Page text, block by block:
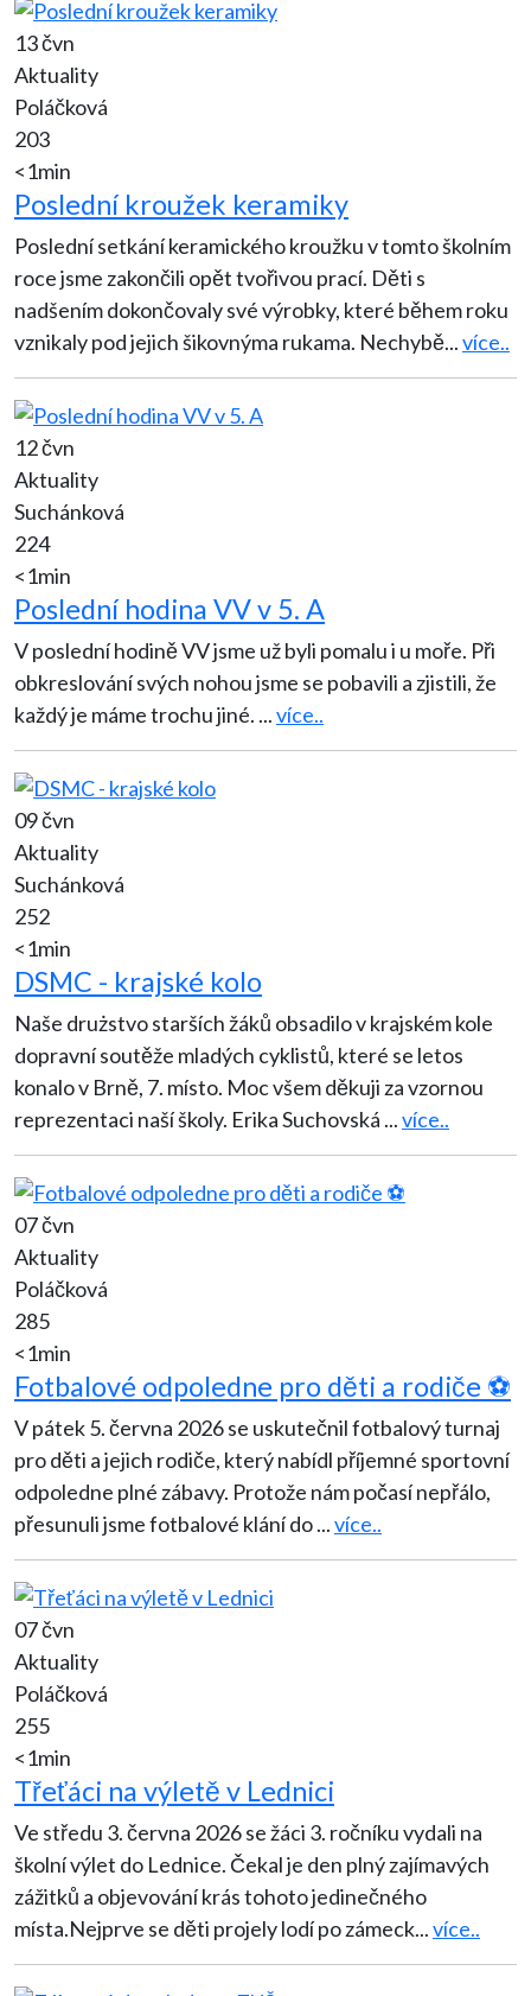
13 čvn
Aktuality
Poláčková
203
<1min
Poslední kroužek keramiky
Poslední setkání keramického kroužku v tomto školním
roce jsme zakončili opět tvořivou prací. Děti s
nadšením dokončovaly své výrobky, které během roku
vznikaly pod jejich šikovnýma rukama. Nechybě...více..
12 čvn
Aktuality
Suchánková
224
<1min
Poslední hodina VV v 5. A
V poslední hodině VV jsme už byli pomalu i u moře. Při
obkreslování svých nohou jsme se pobavili a zjistili, že
každý je máme trochu jiné. ...více..
09 čvn
Aktuality
Suchánková
252
<1min
DSMC - krajské kolo
Naše drużstvo starších žáků obsadilo v krajském kole
dopravní soutěže mladých cyklistů, které se letos
konalo v Brně, 7. místo. Moc všem děkuji za vzornou
reprezentaci naší školy. Erika Suchovská ...více..
07 čvn
Aktuality
Poláčková
285
<1min
Fotbalové odpoledne pro děti a rodiče ⚽
V pátek 5. června 2026 se uskutečnil fotbalový turnaj
pro děti a jejich rodiče, který nabídl příjemné sportovní
odpoledne plné zábavy. Protože nám počasí nepřálo,
přesunuli jsme fotbalové klání do...více..
07 čvn
Aktuality
Poláčková
255
<1min
Třeťáci na výletě v Lednici
Ve středu 3. června 2026 se žáci 3. ročníku vydali na
školní výlet do Lednice. Čekal je den plný zajímavých
zážitků a objevování krás tohoto jedinečného
místa.Nejprve se děti projely lodí po zámeck...více..